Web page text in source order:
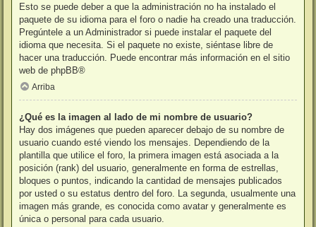
Esto se puede deber a que la administración no ha instalado el
paquete de su idioma para el foro o nadie ha creado una traducción.
Pregúntele a un Administrador si puede instalar el paquete del
idioma que necesita. Si el paquete no existe, siéntase libre de
hacer una traducción. Puede encontrar más información en el sitio
web de phpBB®
Arriba
¿Qué es la imagen al lado de mi nombre de usuario?
Hay dos imágenes que pueden aparecer debajo de su nombre de
usuario cuando esté viendo los mensajes. Dependiendo de la
plantilla que utilice el foro, la primera imagen está asociada a la
posición (rank) del usuario, generalmente en forma de estrellas,
bloques o puntos, indicando la cantidad de mensajes publicados
por usted o su estatus dentro del foro. La segunda, usualmente una
imagen más grande, es conocida como avatar y generalmente es
única o personal para cada usuario.